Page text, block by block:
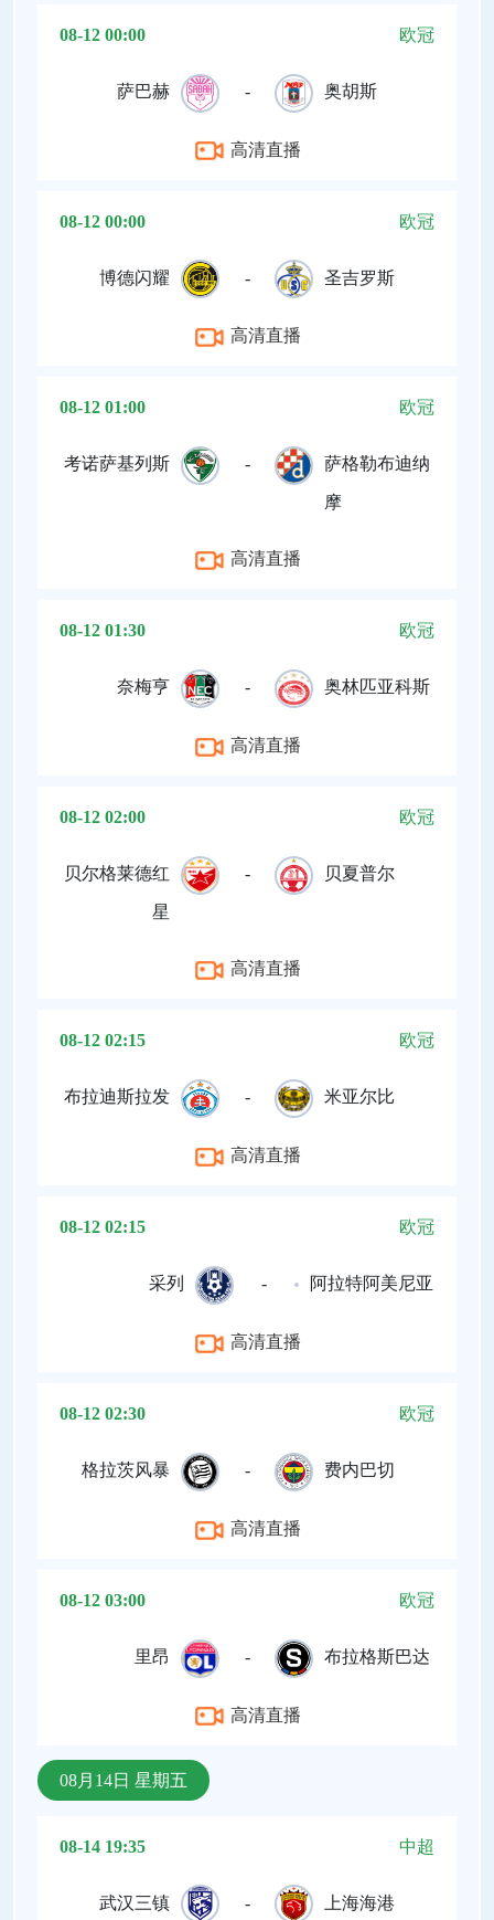
08-12 00:00 欧冠
萨巴赫 - 奥胡斯
高清直播
08-12 00:00 欧冠
博德闪耀 - 圣吉罗斯
高清直播
08-12 01:00 欧冠
考诺萨基列斯 - 萨格勒布迪纳
摩
高清直播
08-12 01:30 欧冠
奈梅亨 - 奥林匹亚科斯
高清直播
08-12 02:00 欧冠
贝尔格莱德红
星
- 贝夏普尔
高清直播
08-12 02:15 欧冠
布拉迪斯拉发 - 米亚尔比
高清直播
08-12 02:15 欧冠
采列 - 阿拉特阿美尼亚
高清直播
08-12 02:30 欧冠
格拉茨风暴 - 费内巴切
高清直播
08-12 03:00 欧冠
里昂 - 布拉格斯巴达
高清直播
08月14日 星期五
08-14 19:35 中超
武汉三镇 - 上海海港